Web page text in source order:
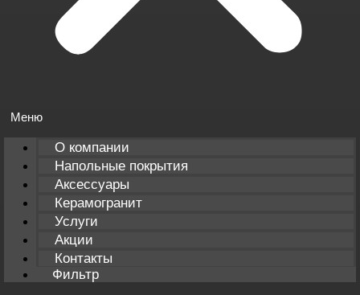
О компании
Напольные покрытия
Аксессуары
Керамогранит
Услуги
Акции
Контакты
Фильтр